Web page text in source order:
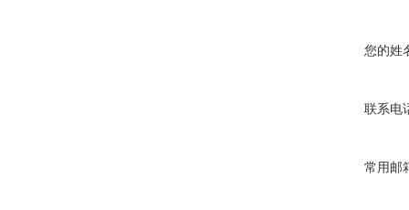
您的姓
联系电
常用邮